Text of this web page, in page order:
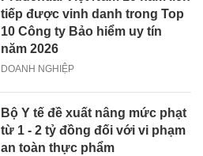
tiếp được vinh danh trong Top
10 Công ty Bảo hiểm uy tín
năm 2026
DOANH NGHIỆP
Bộ Y tế đề xuất nâng mức phạt
từ 1 - 2 tỷ đồng đối với vi phạm
an toàn thực phẩm